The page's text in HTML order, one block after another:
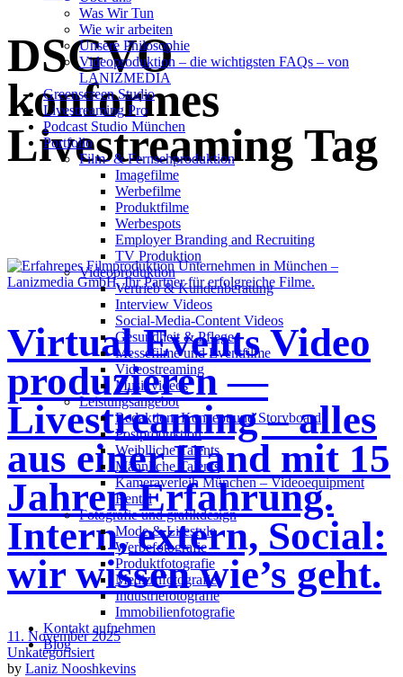
Was Wir Tun
Wie wir arbeiten
Unsere Philosophie
Videoproduktion – die wichtigsten FAQs – von
LANIZMEDIA
Greenscreen Studio
Livestreaming Pro
Podcast Studio München
Portfolio
Film- & Fernsehproduktion
Imagefilme
Werbefilme
Produktfilme
Werbespots
Employer Branding and Recruiting
TV Produktion
Videoproduktion
Vertrieb & Kundenberatung
Interview Videos
Social-Media-Content Videos
Gesundheit & Pflege
Mes­se­filme und Eventfilme
Video­strea­ming
Musikvideos
Leis­tungs­an­ge­bot
Redak­ti­on, Kon­zept und Storyboard
Post­pro­duk­ti­on
Weiblliche Talents
Männliche Talents
Kameraverleih München – Videoequipment
Rental
Fotografie und grafikdesign
Mode & Lifestyle
Werbefotografie
Produktfotografie
Medizinfotografie
Industriefotografie
Immobilienfotografie
Kontakt aufnehmen
Blog
DSGVO
konformes
Livestreaming Tag
Virtual Events Video
produzieren —
Livestreaming – alles
aus einer Hand mit 15
Jahren Erfahrung.
Intern, extern, Social:
wir wissen wie’s geht.
11. November 2025
Unkategorisiert
by Laniz Nooshkevins